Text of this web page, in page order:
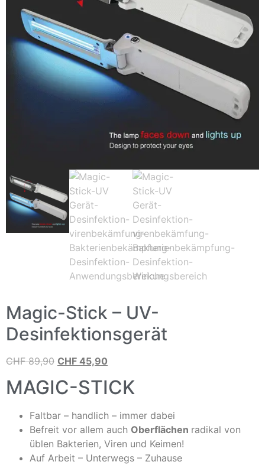
Magic-Stick – UV-
Desinfektionsgerät
CHF89,90 CHF 45,90
MAGIC-STICK
Faltbar – handlich – immer dabei
Befreit vor allem auch Oberflächen radikal von
üblen Bakterien, Viren und Keimen!
Auf Arbeit – Unterwegs – Zuhause